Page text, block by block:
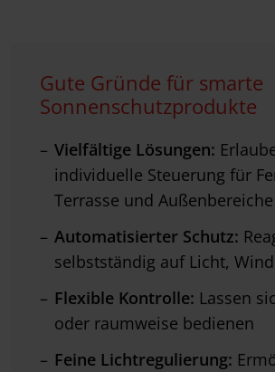
Gute Gründe für smarte
Sonnenschutzprodukte
Vielfältige Lösungen:
individuelle Steuerung für
Terrasse und Außenbereiche
Automatisierter Schutz:
selbstständig auf Licht,
Flexible Kontrolle: Lassen
oder raumweise bedienen
Feine Lichtregulierung: